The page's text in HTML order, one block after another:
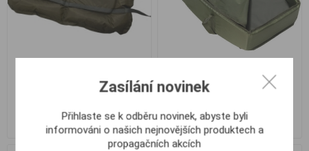
matrace Practic-N
760,00 Kč
Podložka AP Surface Carp
Cradle F1
1 499,00 Kč
Zasílání novinek
Přihlaste se k odběru novinek, abyste byli
informováni o našich nejnovějších produktech a
propagačních akcích